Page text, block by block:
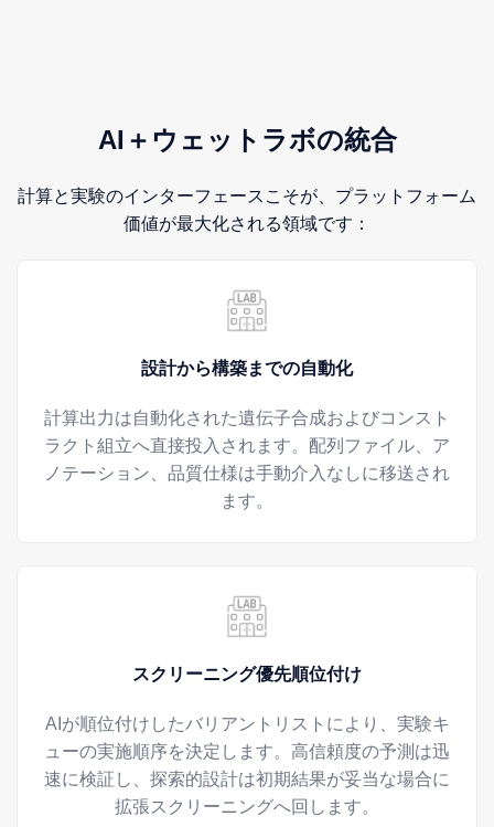
AI＋ウェットラボの統合
計算と実験のインターフェースこそが、プラットフォーム
価値が最大化される領域です：
設計から構築までの自動化
計算出力は自動化された遺伝子合成およびコンスト
ラクト組立へ直接投入されます。配列ファイル、ア
ノテーション、品質仕様は手動介入なしに移送され
ます。
スクリーニング優先順位付け
AIが順位付けしたバリアントリストにより、実験キ
ューの実施順序を決定します。高信頼度の予測は迅
速に検証し、探索的設計は初期結果が妥当な場合に
拡張スクリーニングへ回します。